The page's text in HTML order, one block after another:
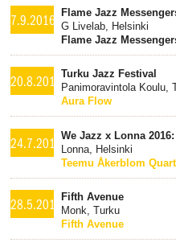
7.9.2016
Flame Jazz
G Livelab, Helsinki
Flame Jazz
20.8.2016
Turku Jazz Festival
Panimoravintola Koulu,
Aura Flow
24.7.2016
We Jazz x Lonna
Lonna, Helsinki
Teemu Åkerblom
28.5.2016Fifth Avenue
Monk, Turku
Fifth Avenue